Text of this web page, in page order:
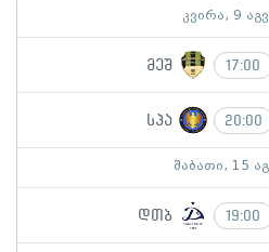
კვირა, 9
მეშ 17:00
სპა 20:00
შაბათი, 15
დთბ 19:00